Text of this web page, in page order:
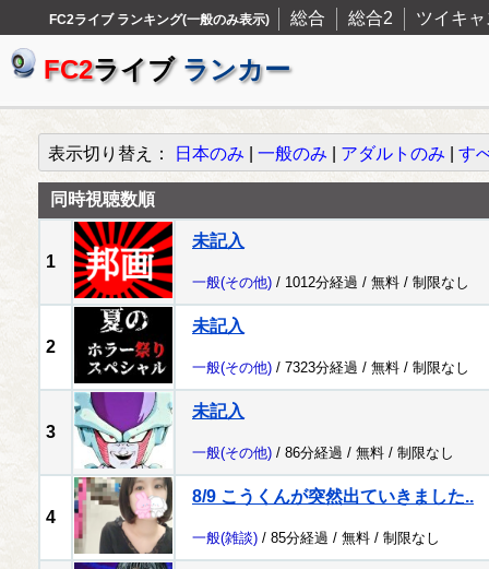
FC2ライブ ランキング(一般のみ表示) 総合 総合2 ツイキャ
FC2ライブ ランカー
表示切り替え： 日本のみ 一般のみ アダルトのみ す
同時視聴数順
1
未記入
一般(その他) / 1012分経過 / 無料 / 制限なし
2
未記入
一般(その他) / 7323分経過 / 無料 / 制限なし
3
未記入
一般(その他) / 86分経過 / 無料 / 制限なし
4
8/9 こうくんが突然出ていきました..
一般(雑談) / 85分経過 / 無料 / 制限なし